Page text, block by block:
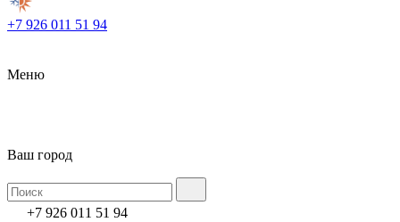
+7 926 011 51 94
Меню
Ваш город
+7 926 011 51 94